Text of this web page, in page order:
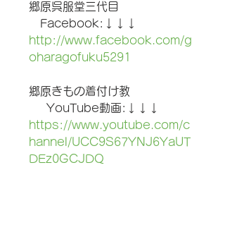
郷原呉服堂三代目
Facebook:↓↓↓
http://www.facebook.com/g
oharagofuku5291
郷原きもの着付け教
     YouTube動画:↓↓↓
https://www.youtube.com/c
hannel/UCC9S67YNJ6YaUT
DEz0GCJDQ